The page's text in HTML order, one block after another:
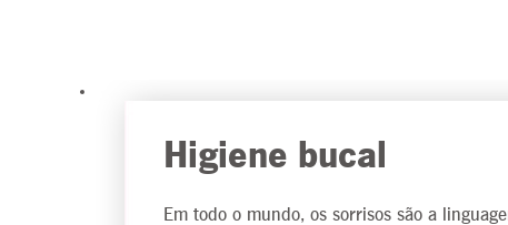
Higiene bucal
Em todo o mundo, os sorrisos são a